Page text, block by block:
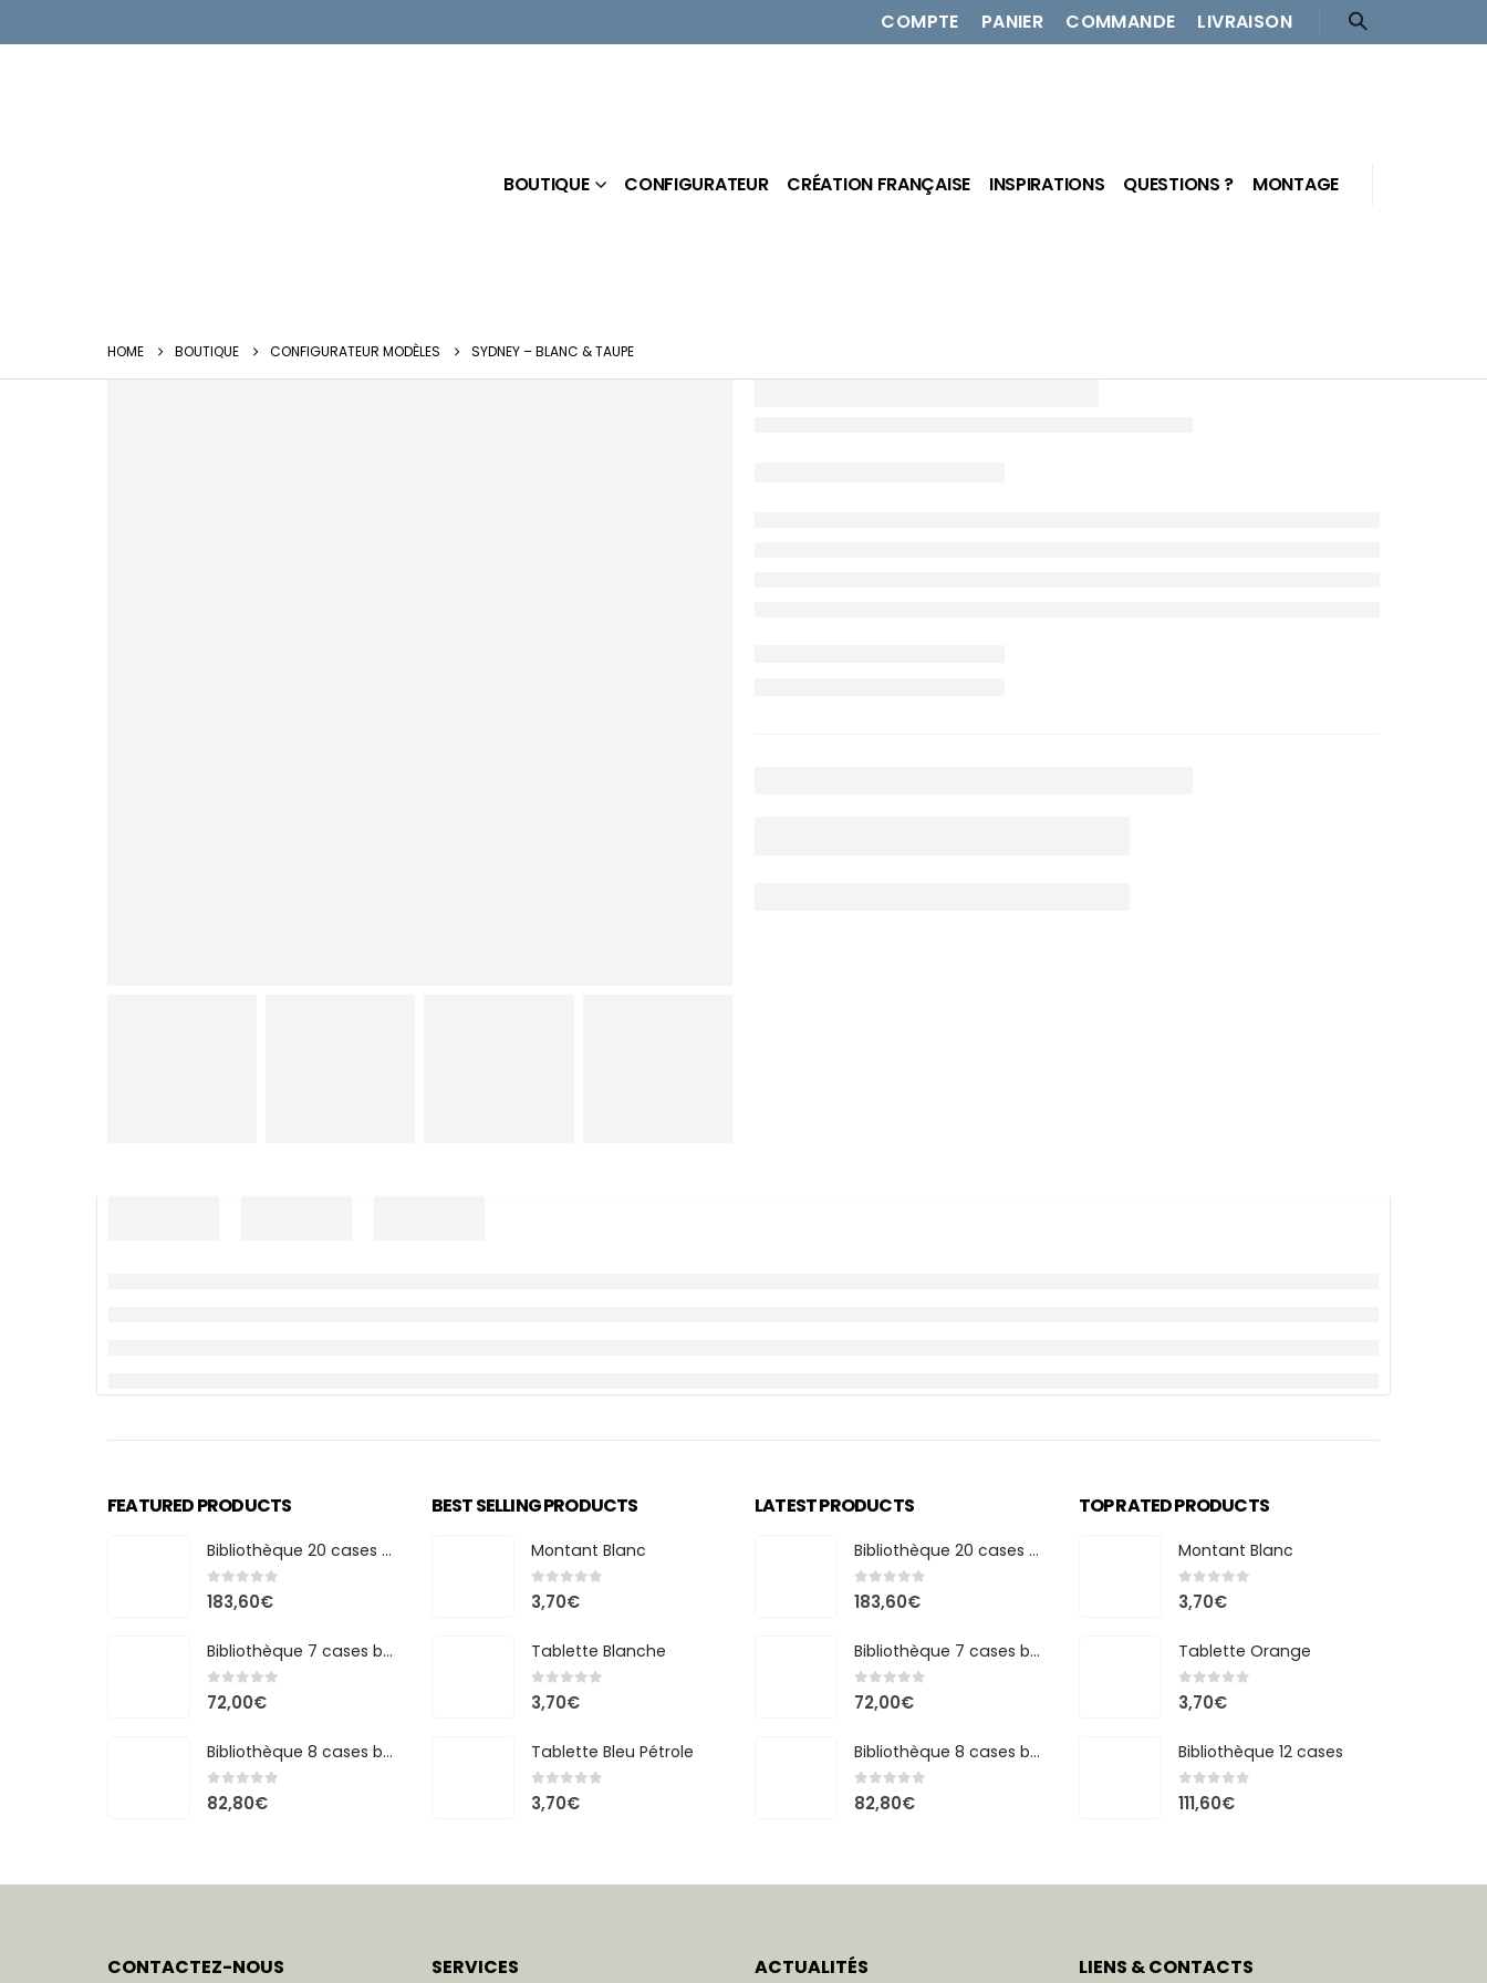
COMPTE PANIER COMMANDE LIVRAISON
BOUTIQUE CONFIGURATEUR CRÉATION FRANÇAISE INSPIRATIONS QUESTIONS ? MONTAGE
HOME BOUTIQUE CONFIGURATEUR MODÈLES SYDNEY – BLANC & TAUPE
FEATURED PRODUCTS
Bibliothèque 20 cases bicolore
0out of 5
183,60€
Bibliothèque 7 cases bicolore
0out of 5
72,00€
Bibliothèque 8 cases bicolore
0out of 5
82,80€
BEST SELLING PRODUCTS
Montant Blanc
0out of 5
3,70€
Tablette Blanche
0out of 5
3,70€
Tablette Bleu Pétrole
0out of 5
3,70€
LATEST PRODUCTS
Bibliothèque 20 cases bicolore
0out of 5
183,60€
Bibliothèque 7 cases bicolore
0out of 5
72,00€
Bibliothèque 8 cases bicolore
0out of 5
82,80€
TOP RATED PRODUCTS
Montant Blanc
0out of 5
3,70€
Tablette Orange
0out of 5
3,70€
Bibliothèque 12 cases
0out of 5
111,60€
CONTACTEZ-NOUS SERVICES ACTUALITÉS LIENS & CONTACTS